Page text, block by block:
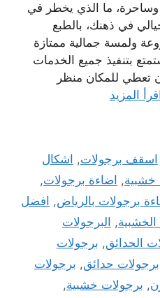
وساحرة، ما الذي يخطر في
في ذهنك، بالطبع
ولمسة جمالية ممتازة
بتنفيذ جميع الخدمات
أن تعطي للمكان منظر
اقرأ المزيد
اسقف برجولات, اشكال
خشبية, اضاءة برجولات,
برجولات بالرياض, افضل
الخشبية, البرجولات
الحدائق, برجولات
برجولات حدائق, برجولات
, برجولات خشبية,